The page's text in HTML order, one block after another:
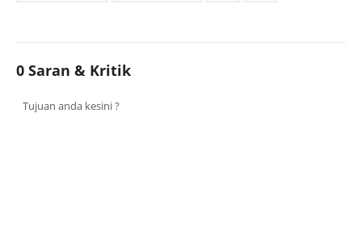
0 Saran & Kritik
Tujuan anda kesini ?